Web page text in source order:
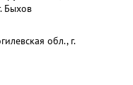
Быхов
обл., г.